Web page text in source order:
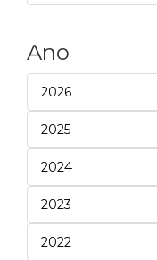
Ano
2026
2025
2024
2023
2022